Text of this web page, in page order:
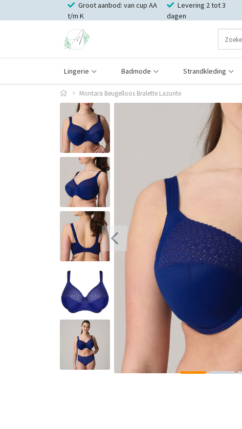
Groot aanbod: van cup AA
t/m K
Levering 2 tot 3
dagen
Lingerie Badmode Strandkleding
Montara Beugelloos Bralette Lazurite